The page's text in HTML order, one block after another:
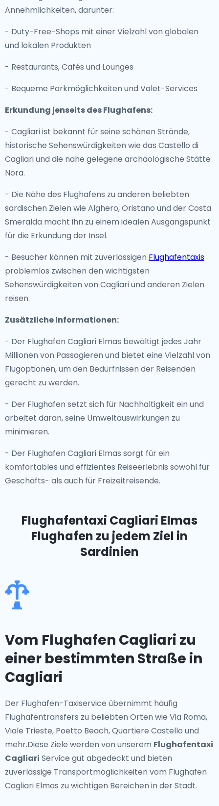
Annehmlichkeiten, darunter:
- Duty-Free-Shops mit einer Vielzahl von globalen
und lokalen Produkten
- Restaurants, Cafés und Lounges
- Bequeme Parkmöglichkeiten und Valet-Services
Erkundung jenseits des Flughafens:
- Cagliari ist bekannt für seine schönen Strände,
historische Sehenswürdigkeiten wie das Castello di
Cagliari und die nahe gelegene archäologische Stätte
Nora.
- Die Nähe des Flughafens zu anderen beliebten
sardischen Zielen wie Alghero, Oristano und der Costa
Smeralda macht ihn zu einem idealen Ausgangspunkt
für die Erkundung der Insel.
- Besucher können mit zuverlässigen Flughafentaxis
problemlos zwischen den wichtigsten
Sehenswürdigkeiten von Cagliari und anderen Zielen
reisen.
Zusätzliche Informationen:
- Der Flughafen Cagliari Elmas bewältigt jedes Jahr
Millionen von Passagieren und bietet eine Vielzahl von
Flugoptionen, um den Bedürfnissen der Reisenden
gerecht zu werden.
- Der Flughafen setzt sich für Nachhaltigkeit ein und
arbeitet daran, seine Umweltauswirkungen zu
minimieren.
- Der Flughafen Cagliari Elmas sorgt für ein
komfortables und effizientes Reiseerlebnis sowohl für
Geschäfts- als auch für Freizeitreisende.
Flughafentaxi Cagliari Elmas
Flughafen zu jedem Ziel in
Sardinien
Vom Flughafen Cagliari zu
einer bestimmten Straße in
Cagliari
Der Flughafen-Taxiservice übernimmt häufig
Flughafentransfers zu beliebten Orten wie Via Roma,
Viale Trieste, Poetto Beach, Quartiere Castello und
mehr.Diese Ziele werden von unserem Flughafentaxi
Cagliari Service gut abgedeckt und bieten
zuverlässige Transportmöglichkeiten vom Flughafen
Cagliari Elmas zu wichtigen Bereichen in der Stadt.